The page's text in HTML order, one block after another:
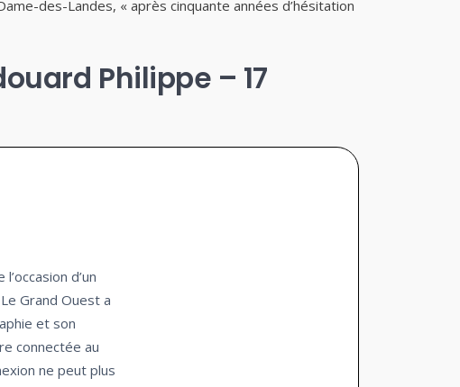
des-Landes, « après cinquante années d’hésitation
Philippe – 17
d’un
Grand Ouest a
et son
connectée au
ne peut plus